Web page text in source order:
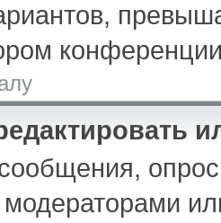
модераторами